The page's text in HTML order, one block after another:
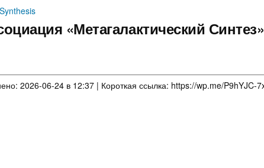
«Метагалактический Синтез»
2026-06-24 в 12:37 | Короткая ссылка: